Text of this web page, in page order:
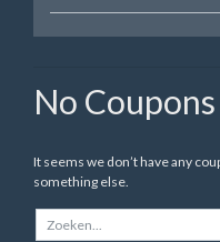
No
It seems we don’t have any
something else.